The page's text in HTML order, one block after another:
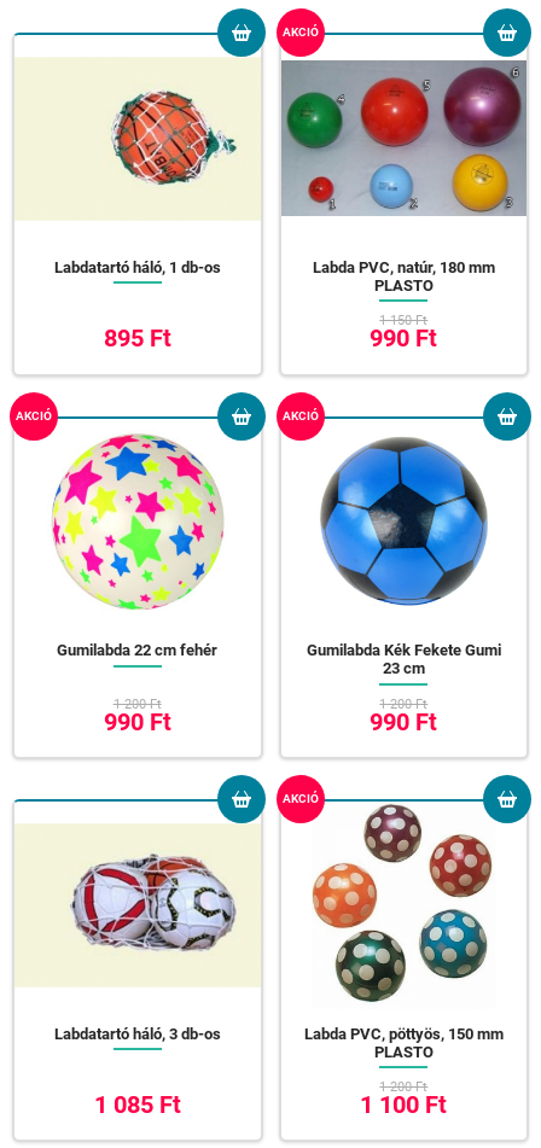
Labdatartó háló, 1 db-os
895 Ft
AKCIÓ
Labda PVC, natúr, 180 mm
PLASTO
1 150 Ft
990 Ft
AKCIÓ
Gumilabda 22 cm fehér
1 200 Ft
990 Ft
AKCIÓ
Gumilabda Kék Fekete Gumi
23 cm
1 200 Ft
990 Ft
Labdatartó háló, 3 db-os
1 085 Ft
AKCIÓ
Labda PVC, pöttyös, 150 mm
PLASTO
1 200 Ft
1 100 Ft